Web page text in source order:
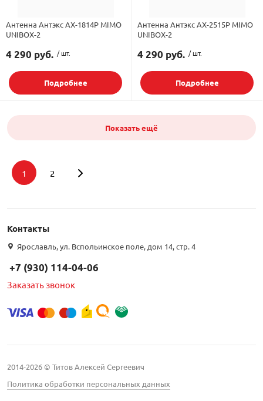
Интернет цена
Бренд
Антэкс (
Антенна Антэкс AX-1814P MIMO
UNIBOX-2
4 290 руб. / шт.
Подробнее
Антенна Антэкс AX-2515P MIMO
UNIBOX-2
4 290 руб. / шт.
Подробнее
Показать ещё
1 2
Контакты
Ярославль, ул. Вспольинское поле, дом 14, стр. 4
+7 (930) 114-04-06
Заказать звонок
2014-2026 © Титов Алексей Сергеевич
Политика обработки персональных данных